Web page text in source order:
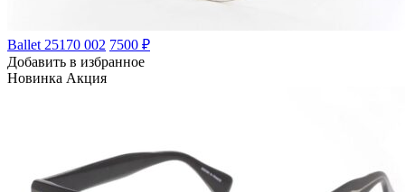
Ballet 25170 002 7500 ₽
Добавить в избранное
Новинка Акция